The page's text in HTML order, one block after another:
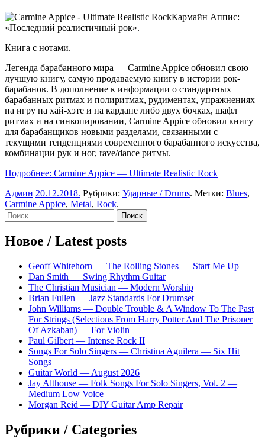
Кармайн Аппис:
«Последний реалистичный рок».
Книга с нотами.
Легенда барабанного мира — Carmine Appice обновил свою
лучшую книгу, самую продаваемую книгу в истории рок-
барабанов. В дополнение к информации о стандартных
барабанных ритмах и полиритмах, рудиментах, упражнениях
на игру на хай-хэте и на кардане либо двух бочках, шафл
ритмах и на синкопировании, Carmine Appice обновил книгу
для барабанщиков новыми разделами, связанными с
текущими тенденциями современного барабанного искусства,
комбинации рук и ног, rave/dance ритмы.
Подробнее: Carmine Appice — Ultimate Realistic Rock
Админ 20.12.2018. Рубрики: Ударные / Drums. Метки: Blues,
Carmine Appice, Metal, Rock.
Sidebar
Найти:
Новое / Latest posts
Geoff Whitehorn — The Rolling Stones — Start Me Up
Dan Smith — Swing Rhythm Guitar
The Christian Musician — Modern Worship
Brian Fullen — Jazz Standards For Drumset
John Williams — Double Trouble & A Window To The Past
For Strings (Selections From Harry Potter And The Prisoner
Of Azkaban) — For Violin
Paul Gilbert — Intense Rock II
Songs For Solo Singers — Christina Aguilera — Six Hit
Songs
Guitar World — August 2026
Jay Althouse — Folk Songs For Solo Singers, Vol. 2 —
Medium Low Voice
Morgan Reid — DIY Guitar Amp Repair
Рубрики / Categories